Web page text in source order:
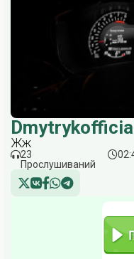
Жж
23
Прослушиваний